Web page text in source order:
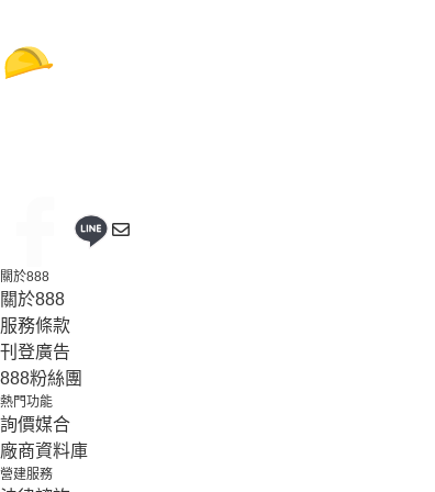
關於888
關於888
服務條款
刊登廣告
888粉絲團
熱門功能
詢價媒合
廠商資料庫
營建服務